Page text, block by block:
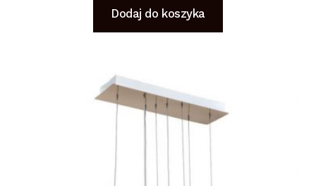
Dodaj do koszyka